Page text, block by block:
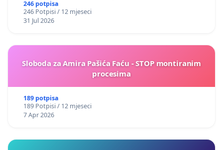
246 potpisa
246 Potpisi / 12 mjeseci
31 Jul 2026
Sloboda za Amira Pašića Faću - STOP montiranim
procesima
189 potpisa
189 Potpisi / 12 mjeseci
7 Apr 2026